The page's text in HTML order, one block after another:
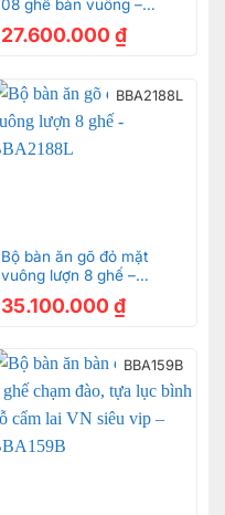
08 ghế bàn vuông –
27.600.000 ₫
BBA2188L
Bộ bàn ăn gõ đỏ mặt
vuông lượn 8 ghế –
35.100.000 ₫
BBA159B